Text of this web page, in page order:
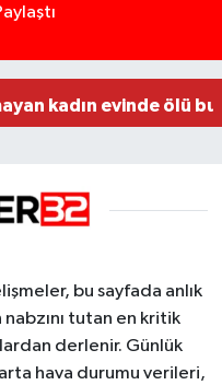
birbirine girdiği kavga
OTOMOBİL GÜL
kadın evinde ölü
bu sayfada anlık
tutan en kritik
derlenir. Günlük
hava durumu verileri,